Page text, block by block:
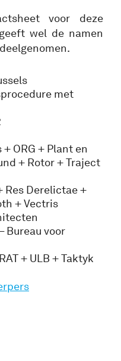
voor deze
wel de namen
met
ORG + Plant en
+ Rotor + Traject
Res Derelictae +
+ Vectris
Bureau voor
+ ULB + Taktyk